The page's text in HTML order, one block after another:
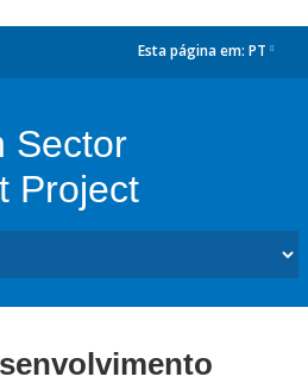
Esta página em: PT
Sector
Project